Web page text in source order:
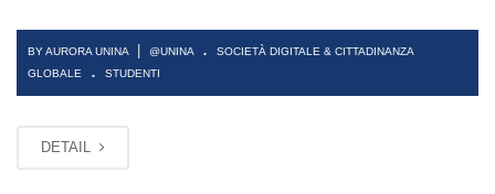
BY AURORA UNINA @UNINA .
SOCIETÀ DIGITALE & CITTADINANZA
GLOBALE
. STUDENTI
DETAIL